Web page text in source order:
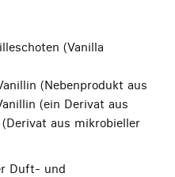
(Vanilla
(Nebenprodukt aus
(ein Derivat aus
aus mikrobieller
Duft- und